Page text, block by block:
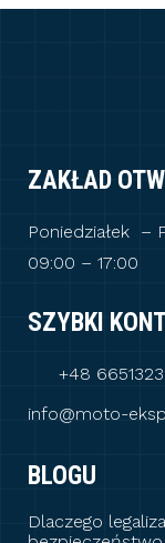
ZAKŁAD
Poniedziałek –
09:00 – 17:00
SZYBKI
+48
info@moto-
BLOGU
Dlaczego